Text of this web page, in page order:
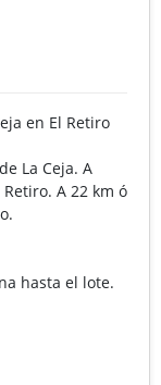
en El Retiro
La Ceja. A
A 22 km ó
hasta el lote.